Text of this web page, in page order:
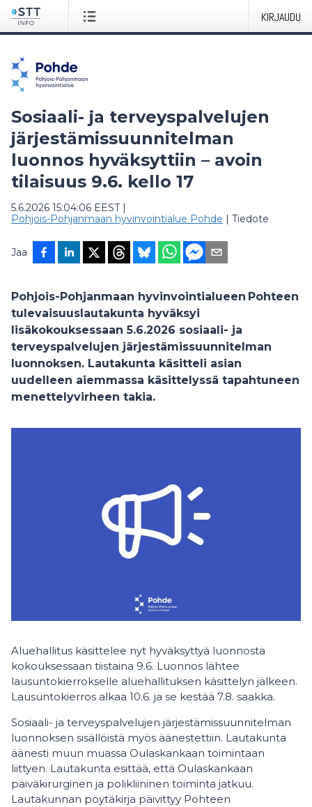
KIRJAUDU
Sosiaali- ja terveyspalvelujen
järjestämissuunnitelman
luonnos hyväksyttiin – avoin
tilaisuus 9.6. kello 17
5.6.2026 15:04:06 EEST|
Pohjois-Pohjanmaan hyvinvointialue Pohde | Tiedote
Jaa
Pohjois-Pohjanmaan hyvinvointialueen Pohteen
tulevaisuuslautakunta hyväksyi
lisäkokouksessaan 5.6.2026 sosiaali- ja
terveyspalvelujen järjestämissuunnitelman
luonnoksen. Lautakunta käsitteli asian
uudelleen aiemmassa käsittelyssä tapahtuneen
menettelyvirheen takia.
Aluehallitus käsittelee nyt hyväksyttyä luonnosta
kokouksessaan tiistaina 9.6. Luonnos lähtee
lausuntokierrokselle aluehallituksen käsittelyn jälkeen.
Lausuntokierros alkaa 10.6. ja se kestää 7.8. saakka.
Sosiaali- ja terveyspalvelujen järjestämissuunnitelman
luonnoksen sisällöistä myös äänestettiin. Lautakunta
äänesti muun muassa Oulaskankaan toimintaan
liittyen. Lautakunta esittää, että Oulaskankaan
päiväkirurginen ja polikliininen toiminta jatkuu.
Lautakunnan pöytäkirja päivittyy Pohteen